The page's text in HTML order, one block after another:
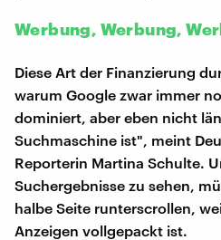
Werbung, Werbung,
Diese Art der Finanzierung
warum Google zwar immer
dominiert, aber eben nicht
Suchmaschine ist", meint
Reporterin Martina Schulte.
Suchergebnisse zu sehen,
halbe Seite runterscrollen,
Anzeigen vollgepackt ist.